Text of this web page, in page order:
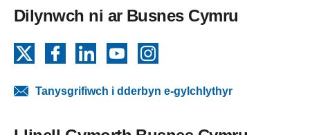
Dilynwch ni ar Busnes Cymru
FacebookLinkedInYouTube
Tanysgrifiwch i dderbyn e-gylchlythyr